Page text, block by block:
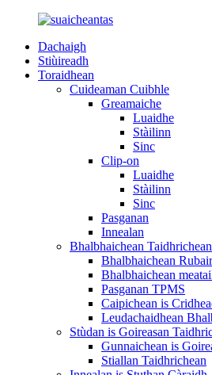
Dachaigh
Stiùireadh
Toraidhean
Cuideaman Cuibhle
Greamaiche
Luaidhe
Stàilinn
Sinc
Clip-on
Luaidhe
Stàilinn
Sinc
Pasganan
Innealan
Bhalbhaichean Taidhrichean
Bhalbhaichean Rubair
Bhalbhaichean
Pasganan TPMS
Caipichean is
Leudachaidhean
Stùdan is Goireasan
Gunnaichean is
Stiallan Taidhrichean